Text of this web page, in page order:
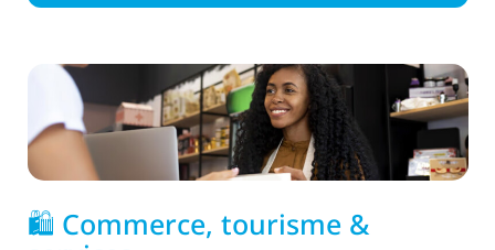
🛍️ Commerce, tourisme &